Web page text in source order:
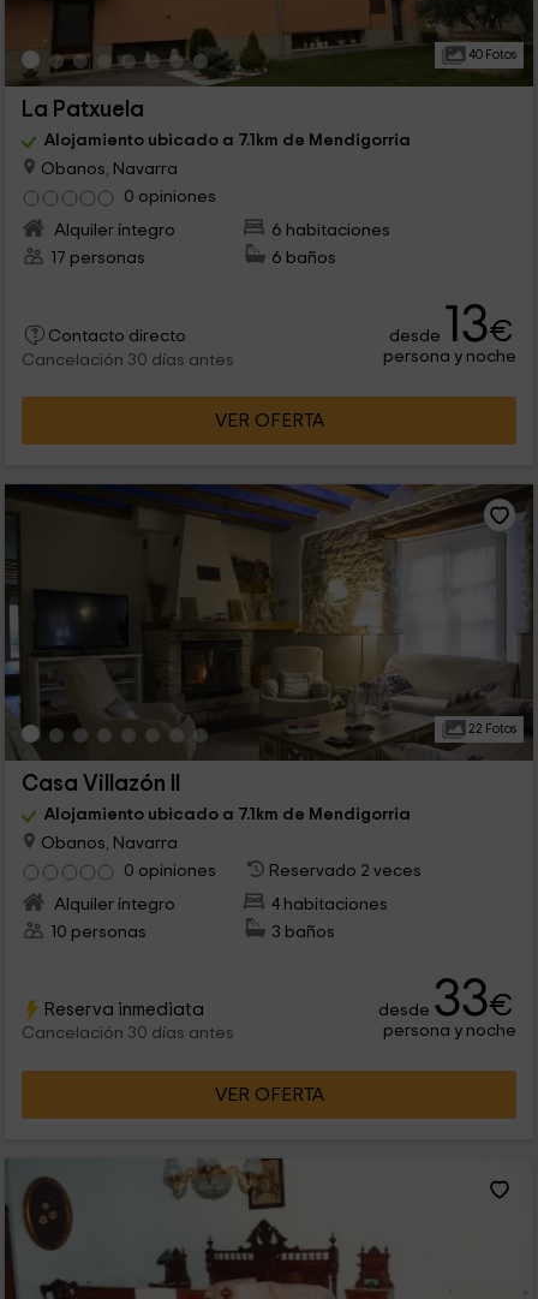
40 Fotos
La Patxuela
Alojamiento ubicado a 7.1km de Mendigorria
Obanos, Navarra
0 opiniones
Alquiler íntegro
6 habitaciones
17 personas
6 baños
Contacto directo
Cancelación 30 días antes
desde 13€
persona y noche
VER OFERTA
22 Fotos
Casa Villazón II
Alojamiento ubicado a 7.1km de Mendigorria
Obanos, Navarra
0 opiniones
Reservado 2 veces
Alquiler íntegro
4 habitaciones
10 personas
3 baños
Reserva inmediata
Cancelación 30 días antes
desde 33€
persona y noche
VER OFERTA